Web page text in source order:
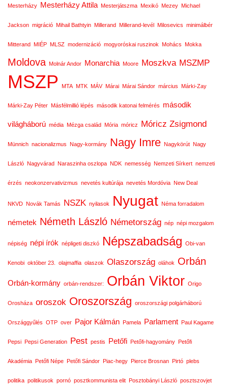
Mesterházy Mesterházy Attila Mesterjátszma Mexikó Mezey Michael
Jackson migráció Mihail Bathtyin Millerand Millerand-levél Milosevics minimálbér
Mitterand MIÉP MLSZ modernizáció mogyoróskai ruszinok Mohács Mokka
Moldova Molnár Andor Monarchia Moore Moszkva MSZMP
MSZP MTA MTK MÁV Márai Márai Sándor március Márki-Zay
Márki-Zay Péter Másfélmillió lépés második katonai felmérés második
világháború média Mézga család Mória móricz Móricz Zsigmond
Münnich nacionalizmus Nagy-kormány Nagy Imre Nagykörút Nagy
László Nagyvárad Naraszinha oszlopa NDK nemesség Nemzeti Sírkert nemzeti
érzés neokonzervativizmus nevetés kultúrája nevetés Mordóvia New Deal
NKVD Novák Tamás NSZK nyilasok Nyugat Néma forradalom
németek Németh László Németország nép népi mozgalom
népiség népi írók népligeti diszkó Népszabadság Obi-van
Kenobi október 23. olajmaffia olaszok Olaszország oláhok Orbán
Orbán-kormány orbán-rendszer: Orbán Viktor Origo
Orosháza oroszok Oroszország oroszországi polgárháború
Országgyűlés OTP over Pajor Kálmán Pamela Parlament Paul Kagame
Pepsi Pepsi Generation Pest pestis Petőfi Petőfi-hagyomány Petőfi
Akadémia Petőfi Népe Petőfi Sándor Piac-hegy Pierce Brosnan Pirtó plebs
politika politikusok pornó posztkommunista elit Posztobányi László posztszovjet